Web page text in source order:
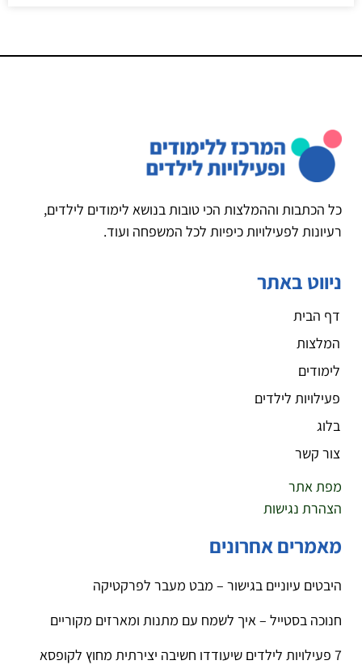
כל הכתבות וההמלצות הכי טובות בנושא לימודים לילדים,
רעיונות לפעילויות כיפיות לכל המשפחה ועוד.
ניווט באתר
דף הבית
המלצות
לימודים
פעילויות לילדים
בלוג
צור קשר
מפת אתר
הצהרת נגישות
מאמרים אחרונים
היבטים עיוניים בגישור – מבט מעבר לפרקטיקה
חנוכה בסטייל – איך לשמח עם מתנות ומארזים מקוריים
7 פעילויות לילדים שיעודדו חשיבה יצירתית מחוץ לקופסא